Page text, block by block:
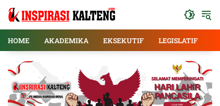
HOME
AKADEMIKA EKSEKUTIF LEGISLATIF